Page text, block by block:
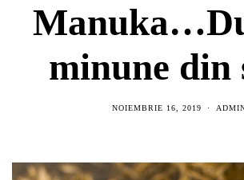
minune din
NOIEMBRIE 16, 2019